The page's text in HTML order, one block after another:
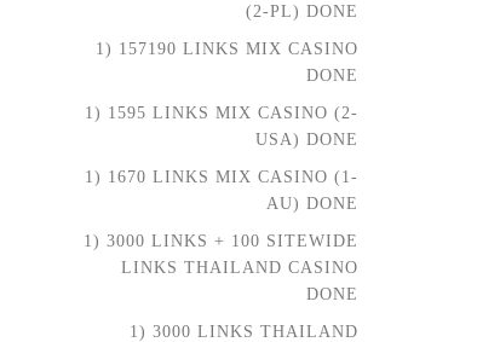
(2-PL) DONE
1) 157190 LINKS MIX CASINO
DONE
1) 1595 LINKS MIX CASINO (2-
USA) DONE
1) 1670 LINKS MIX CASINO (1-
AU) DONE
1) 3000 LINKS + 100 SITEWIDE
LINKS THAILAND CASINO
DONE
1) 3000 LINKS THAILAND